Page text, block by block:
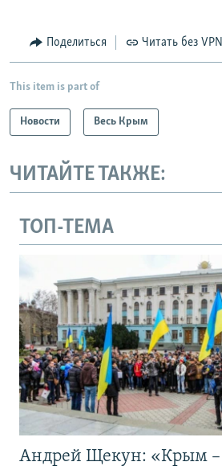
Поделиться Читать без VPN
This item is part of
Новости Весь Крым
ЧИТАЙТЕ ТАКЖЕ:
ТОП-ТЕМА
Андрей Щекун: «Крым –